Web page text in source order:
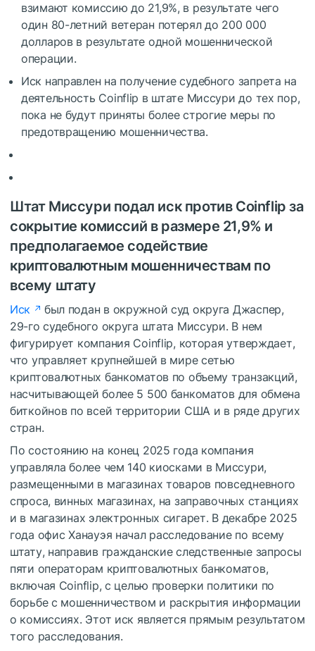
взимают комиссию до 21,9%, в результате чего
один 80-летний ветеран потерял до 200 000
долларов в результате одной мошеннической
операции.
Иск направлен на получение судебного запрета на
деятельность Coinflip в штате Миссури до тех пор,
пока не будут приняты более строгие меры по
предотвращению мошенничества.
Штат Миссури подал иск против Coinflip за
сокрытие комиссий в размере 21,9% и
предполагаемое содействие
криптовалютным мошенничествам по
всему штату
Иск
был подан в окружной суд округа Джаспер,
29-го судебного округа штата Миссури. В нем
фигурирует компания Coinflip, которая утверждает,
что управляет крупнейшей в мире сетью
криптовалютных банкоматов по объему транзакций,
насчитывающей более 5 500 банкоматов для обмена
биткойнов по всей территории США и в ряде других
стран.
По состоянию на конец 2025 года компания
управляла более чем 140 киосками в Миссури,
размещенными в магазинах товаров повседневного
спроса, винных магазинах, на заправочных станциях
и в магазинах электронных сигарет. В декабре 2025
года офис Ханауэя начал расследование по всему
штату, направив гражданские следственные запросы
пяти операторам криптовалютных банкоматов,
включая Coinflip, с целью проверки политики по
борьбе с мошенничеством и раскрытия информации
о комиссиях. Этот иск является прямым результатом
того расследования.